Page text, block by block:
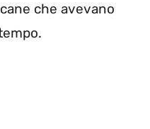
che avevano